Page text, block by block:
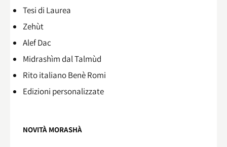
Tesi di Laurea
Zehùt
Alef Dac
Midrashìm dal Talmùd
Rito italiano Benè Romi​
Edizioni personalizzate
NOVITÀ MORASHÀ